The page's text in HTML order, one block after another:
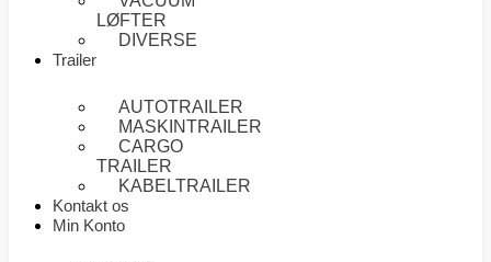
LØFTER
DIVERSE
Trailer
AUTOTRAILER
MASKINTRAILER
CARGO
TRAILER
KABELTRAILER
Kontakt os
Min Konto